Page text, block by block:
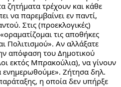
ζητήματα τρέχουν και κάθε
να παρεμβαίνει εν παντί,
Στις (προεκλογικές)
τις αποθήκες
Πολιτισμού». Αν αλλάξατε
απόφαση του Δημοτικού
εκτός Μπρακούλια), να γίνουν
Ζήτησα δηλ.
η οποία δεν υπήρξε